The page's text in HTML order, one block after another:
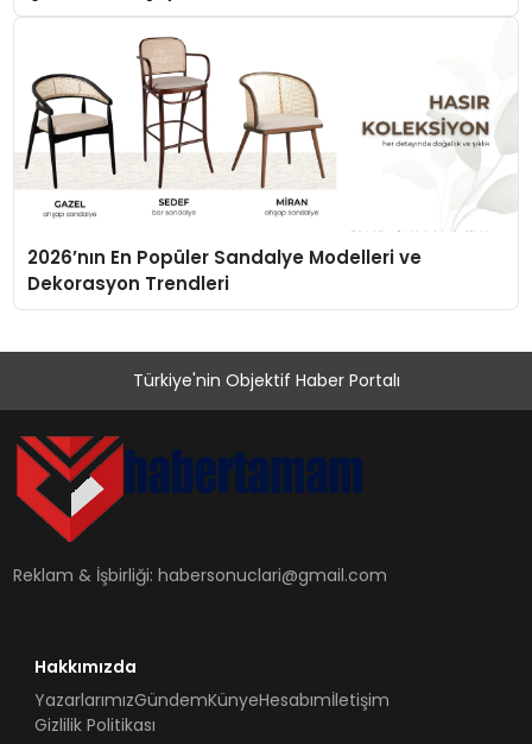
2026’nın En Popüler Sandalye Modelleri ve
Dekorasyon Trendleri
Türkiye'nin Objektif Haber Portalı
Reklam & İşbirliği:habersonuclari@gmail.com
Hakkımızda
YazarlarımızGündemKünyeHesabımİletişim
Gizlilik Politikası